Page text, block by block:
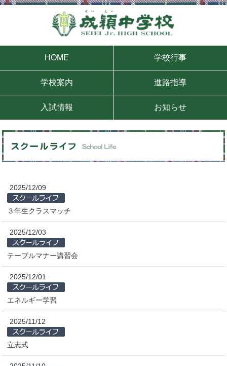
HOME 学校行事
学校案内 進路指導
入試情報 お知らせ
2025/12/09
３年生クラスマッチ
2025/12/03
テーブルマナー講習会
2025/12/01
エネルギー学習
2025/11/12
立志式